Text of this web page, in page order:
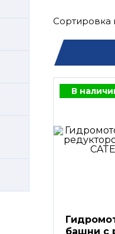
Сортировка
В
башни с